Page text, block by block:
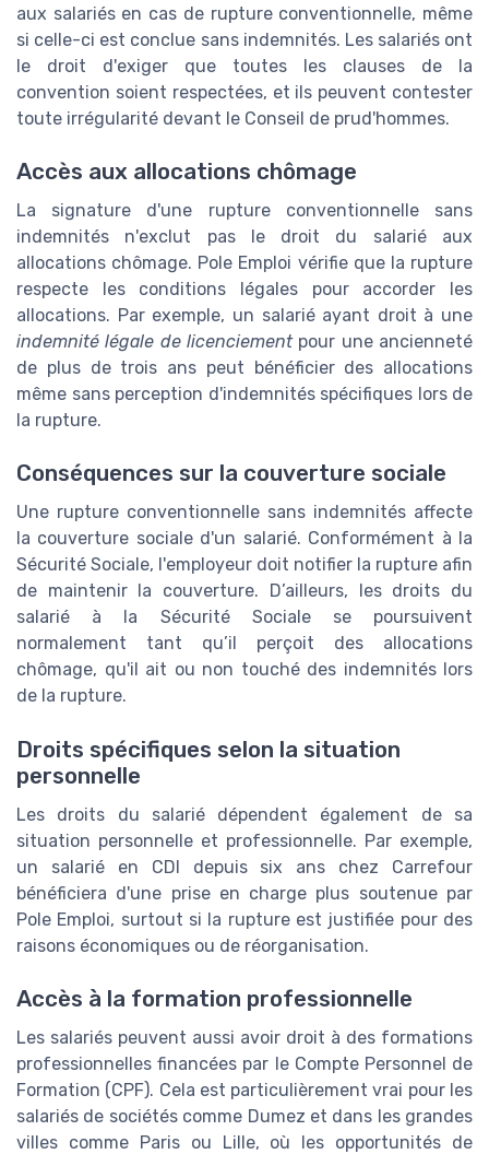
aux salariés en cas de rupture conventionnelle, même
si celle-ci est conclue sans indemnités. Les salariés ont
le droit d'exiger que toutes les clauses de la
convention soient respectées, et ils peuvent contester
toute irrégularité devant le Conseil de prud'hommes.
Accès aux allocations chômage
La signature d'une rupture conventionnelle sans
indemnités n'exclut pas le droit du salarié aux
allocations chômage. Pole Emploi vérifie que la rupture
respecte les conditions légales pour accorder les
allocations. Par exemple, un salarié ayant droit à une
indemnité légale de licenciementpour une ancienneté
de plus de trois ans peut bénéficier des allocations
même sans perception d'indemnités spécifiques lors de
la rupture.
Conséquences sur la couverture sociale
Une rupture conventionnelle sans indemnités affecte
la couverture sociale d'un salarié. Conformément à la
Sécurité Sociale, l'employeur doit notifier la rupture afin
de maintenir la couverture. D’ailleurs, les droits du
salarié à la Sécurité Sociale se poursuivent
normalement tant qu’il perçoit des allocations
chômage, qu'il ait ou non touché des indemnités lors
de la rupture.
Droits spécifiques selon la situation
personnelle
Les droits du salarié dépendent également de sa
situation personnelle et professionnelle. Par exemple,
un salarié en CDI depuis six ans chez Carrefour
bénéficiera d'une prise en charge plus soutenue par
Pole Emploi, surtout si la rupture est justifiée pour des
raisons économiques ou de réorganisation.
Accès à la formation professionnelle
Les salariés peuvent aussi avoir droit à des formations
professionnelles financées par le Compte Personnel de
Formation (CPF). Cela est particulièrement vrai pour les
salariés de sociétés comme Dumez et dans les grandes
villes comme Paris ou Lille, où les opportunités de